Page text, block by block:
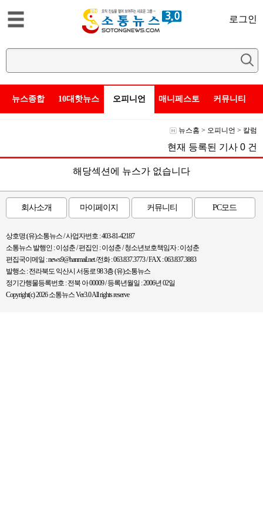
로그인
뉴스종합 10대핫뉴스 오피니언 매니페스토 커뮤니티
뉴스홈 > 오피니언 > 칼럼
현재 등록된 기사 0 건
해당섹션에 뉴스가 없습니다
회사소개 마이페이지 커뮤니티 PC모드
상호명:(유)소통뉴스 / 사업자번호 : 403-81-42187
소통뉴스 발행인 : 이성춘 / 편집인 : 이성춘 / 청소년보호책임자 : 이성춘
편집국이메일 : news9@hanmail.net /전화 : 063.837.3773 / FAX : 063.837.3883
발행소 : 전라북도 익산시 서동로 98 3층 (유)소통뉴스
정기간행물등록번호 : 전북 아 00009 / 등록년월일 : 2006년 02일
Copyright(c) 2026 소통뉴스 Ver3.0 All rights reserve